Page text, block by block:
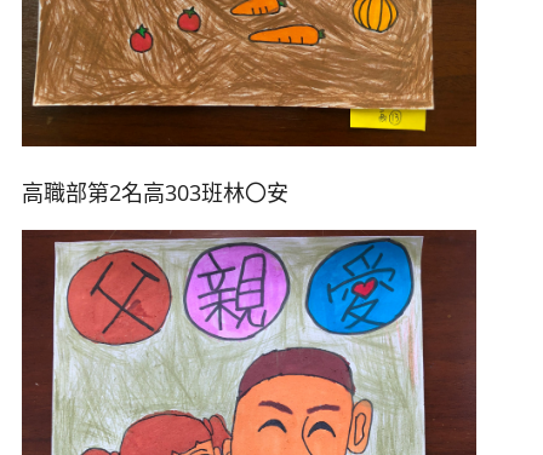
高職部第2名高303班林〇安